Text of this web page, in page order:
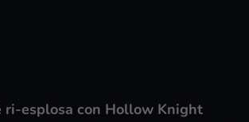
ri-esplosa con Hollow Knight